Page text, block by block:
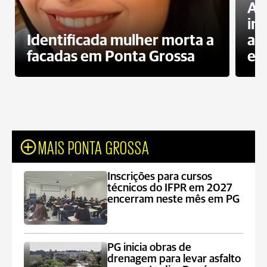
Identificada mulher morta a
facadas em Ponta Grossa
MAIS PONTA GROSSA
Inscrições para cursos
técnicos do IFPR em 2027
encerram neste mês em PG
PG inicia obras de
drenagem para levar asfalto